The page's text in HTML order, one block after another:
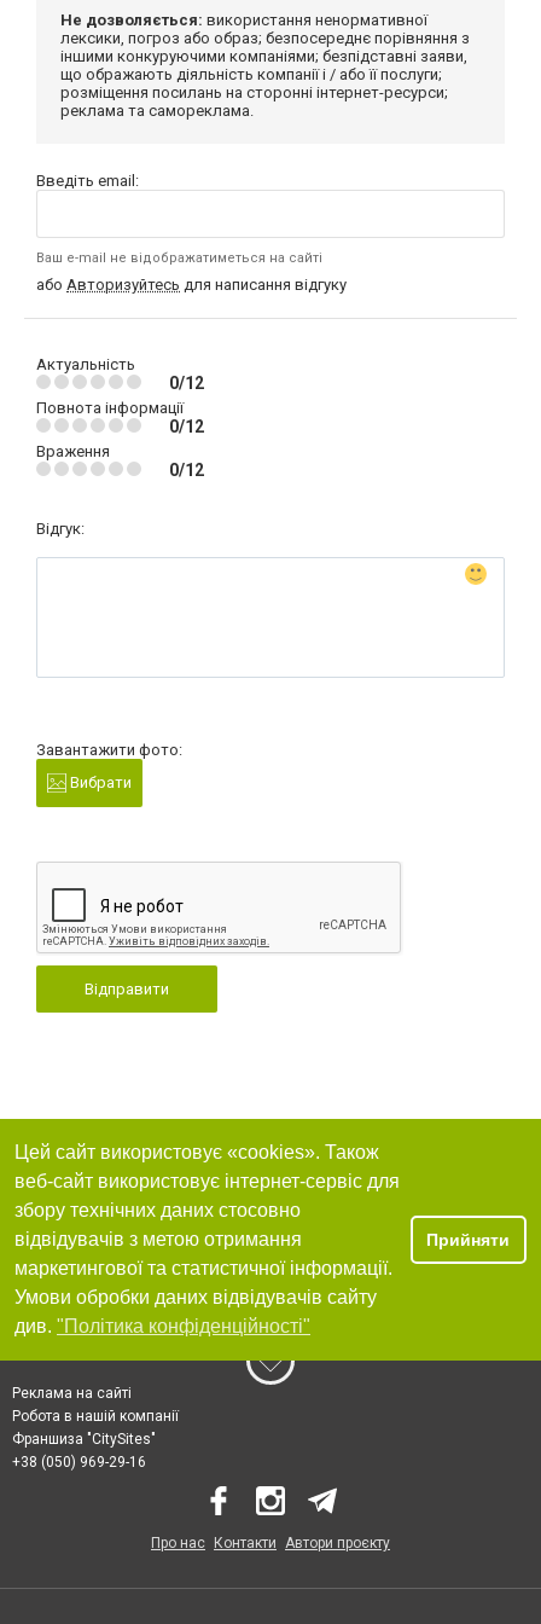
Не дозволяється: використання ненормативної
лексики, погроз або образ; безпосереднє порівняння з
іншими конкуруючими компаніями; безпідставні заяви,
що ображають діяльність компанії і / або її послуги;
розміщення посилань на сторонні інтернет-ресурси;
реклама та самореклама.
Введіть email:
Ваш e-mail не відображатиметься на сайті
або Авторизуйтесь для написання відгуку
Актуальність
0/12
Повнота інформації
0/12
Враження
0/12
Відгук:
Завантажити фото:
Вибрати
Відправити
Цей сайт використовує «cookies». Також
веб-сайт використовує інтернет-сервіс для
збору технічних даних стосовно
відвідувачів з метою отримання
маркетингової та статистичної інформації.
Умови обробки даних відвідувачів сайту
див. "Політика конфіденційності"
Прийняти
Реклама на сайті
Робота в нашій компанії
Франшиза "CitySites"
+38 (050) 969-29-16
Про нас Контакти Автори проєкту